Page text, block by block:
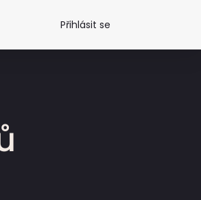
Přihlásit se